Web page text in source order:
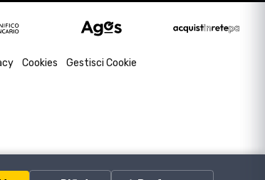
Cookies Gestisci Cookie